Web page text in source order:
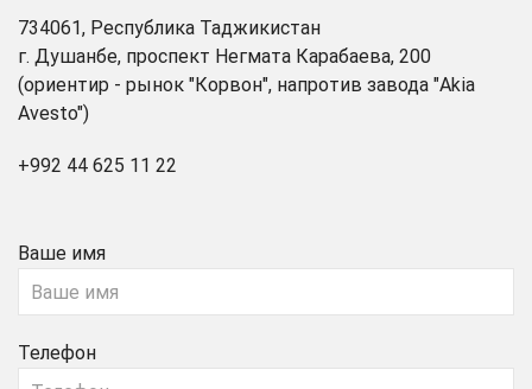
734061, Республика Таджикистан
г. Душанбе, проспект Негмата Карабаева, 200
(ориентир - рынок "Корвон", напротив завода "Akia
Avesto")
+992 44 625 11 22
Ваше имя
Телефон